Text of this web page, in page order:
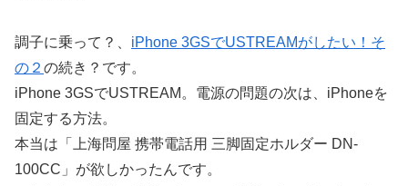
調子に乗って？、 iPhone 3GSでUSTREAMがしたい！そ
の２ の続き？です。
iPhone 3GSでUSTREAM。電源の問題の次は、iPhoneを
固定する方法。
本当は「上海問屋 携帯電話用 三脚固定ホルダー DN-
100CC」が欲しかったんです。